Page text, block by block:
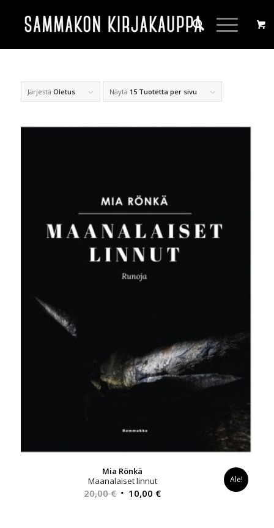
Järjestä Oletus Näytä 15 Tuotetta per sivu
Mia Rönkä
Maanalaiset linnut
20,00€ Alkuperäinen
10,00 €Nykyinen
Ale!